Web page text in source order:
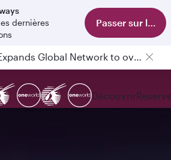
dernières
Passer sur
Qatar Airways Expands Global Network to over 160 Destinations
Découvrir